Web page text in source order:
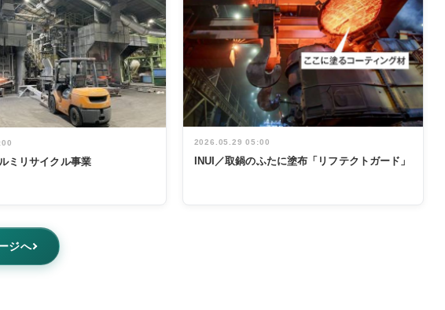
ミリサイクル事業
2026.05.29 05:00
INUI／取鍋のふたに塗布「リフテクトガード」
ジへ